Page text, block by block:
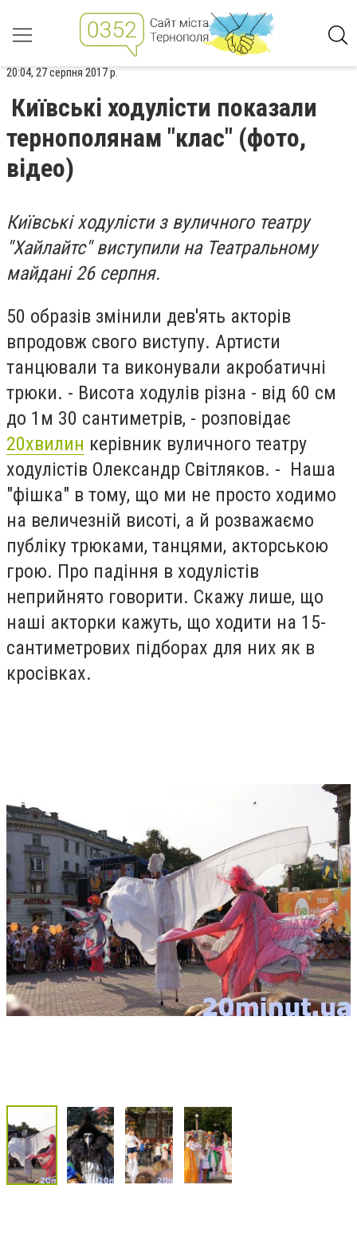
20:04, 27 серпня 2017 р.
Київські ходулісти показали
тернополянам "клас" (фото,
відео)
Київські ходулісти з вуличного театру
"Хайлайтс" виступили на Театральному
майдані 26 серпня.
50 образів змінили дев'ять акторів
впродовж свого виступу. Артисти
танцювали та виконували акробатичні
трюки. - Висота ходулів різна - від 60 см
до 1м 30 сантиметрів, - розповідає
20хвилин керівник вуличного театру
ходулістів Олександр Світляков. - Наша
"фішка" в тому, що ми не просто ходимо
на величезній висоті, а й розважаємо
публіку трюками, танцями, акторською
грою. Про падіння в ходулістів
неприйнято говорити. Скажу лише, що
наші акторки кажуть, що ходити на 15-
сантиметрових підборах для них як в
кросівках.